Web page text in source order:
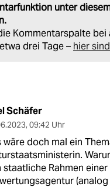
unter
Kommentarspalte bei
drei Tage – hier
Schäfer
, 09:42 Uhr
wäre doch mal ein
staatliche Rahmen einer
(analog